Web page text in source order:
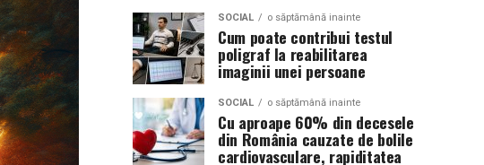
SOCIAL o săptămână inainte
Cum poate contribui testul
poligraf la reabilitarea
imaginii unei persoane
SOCIAL o săptămână inainte
Cu aproape 60% din decesele
din România cauzate de bolile
cardiovasculare, rapiditatea